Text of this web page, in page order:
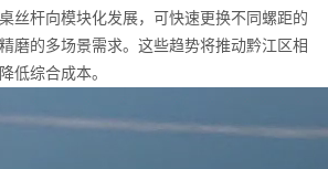
丝杆向模块化发展，可快速更换不同螺距的
磨的多场景需求。这些趋势将推动黔江区相
低综合成本。